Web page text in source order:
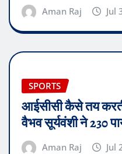
Aman Raj Jul
SPORTS
आईसीसी कैसे तय
वैभव सूर्यवंशी ने 230
Aman Raj Jul